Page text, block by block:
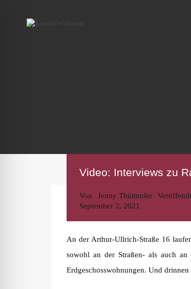
Video: Interviews zu
VonJenny Thümmler
September 2, 2021
An der Arthur-Ullrich-Straße 16
sowohl an der Straßen- als auch
Erdgeschosswohnungen. Und